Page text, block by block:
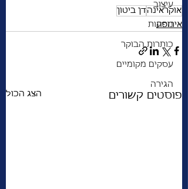
עיצוב
מסעות
כותרות הבוקר
עסקים מקומיים
הגירה
אוקראינה דן ביטון
אירופה
פוסטים קשורים הצג הכול